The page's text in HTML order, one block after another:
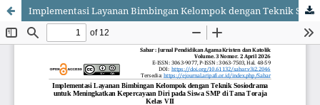
Implementasi Layanan Bimbingan Kelompok dengan Teknik Sosiodrama untuk Meningkatkan Kepercayaan Diri pada Siswa SMP di Tana Toraja Kelas VII